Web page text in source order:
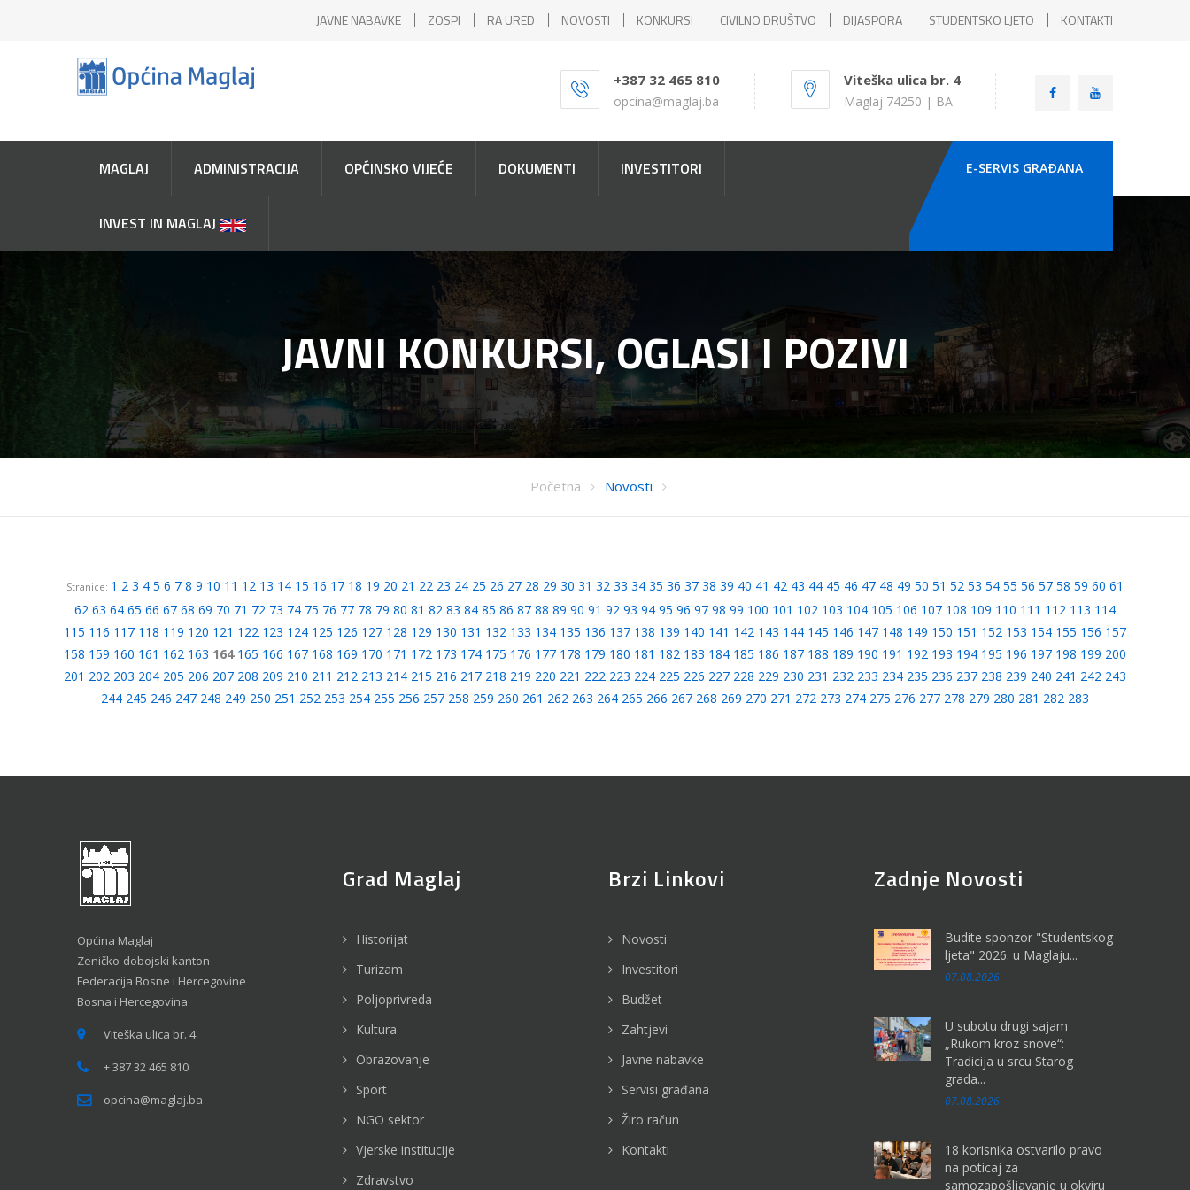
JAVNE NABAVKE ZOSPI RA URED NOVOSTI KONKURSI CIVILNO DRUŠTVO DIJASPORA STUDENTSKO LJETO KONTAKTI
+387 32 465 810
opcina@maglaj.ba
Viteška ulica br. 4
Maglaj 74250 | BA
MAGLAJ ADMINISTRACIJA OPĆINSKO VIJEĆE DOKUMENTI INVESTITORI
INVEST IN MAGLAJ
E-SERVIS GRAÐANA
JAVNI KONKURSI, OGLASI I POZIVI
Početna Novosti
Stranice: 1 2 3 4 5 6 7 8 9 10 11 12 13 14 15 16 17 18 19 20 21 22 23 24 25 26 27 28 29 30 31 32 33 34 35 36 37 38 39 40 41 42 43 44 45 46 47 48 49 50 51 52 53 54 55 56 57 58 59 60 61
62 63 64 65 66 67 68 69 70 71 72 73 74 75 76 77 78 79 80 81 82 83 84 85 86 87 88 89 90 91 92 93 94 95 96 97 98 99 100 101 102 103 104 105 106 107 108 109 110 111 112 113 114
115 116 117 118 119 120 121 122 123 124 125 126 127 128 129 130 131 132 133 134 135 136 137 138 139 140 141 142 143 144 145 146 147 148 149 150 151 152 153 154 155 156 157
158 159 160 161 162 163 164 165 166 167 168 169 170 171 172 173 174 175 176 177 178 179 180 181 182 183 184 185 186 187 188 189 190 191 192 193 194 195 196 197 198 199 200
201 202 203 204 205 206 207 208 209 210 211 212 213 214 215 216 217 218 219 220 221 222 223 224 225 226 227 228 229 230 231 232 233 234 235 236 237 238 239 240 241 242 243
244 245 246 247 248 249 250 251 252 253 254 255 256 257 258 259 260 261 262 263 264 265 266 267 268 269 270 271 272 273 274 275 276 277 278 279 280 281 282 283
Općina Maglaj
Zeničko-dobojski kanton
Federacija Bosne i Hercegovine
Bosna i Hercegovina
Viteška ulica br. 4
+ 387 32 465 810
opcina@maglaj.ba
Grad Maglaj
Historijat
Turizam
Poljoprivreda
Kultura
Obrazovanje
Sport
NGO sektor
Vjerske institucije
Zdravstvo
Brzi Linkovi
Novosti
Investitori
Budžet
Zahtjevi
Javne nabavke
Servisi građana
Žiro račun
Kontakti
Zadnje Novosti
Budite sponzor "Studentskog
ljeta" 2026. u Maglaju...
07.08.2026
U subotu drugi sajam
„Rukom kroz snove“:
Tradicija u srcu Starog
grada...
07.08.2026
18 korisnika ostvarilo pravo
na poticaj za
samozapošljavanje u okviru